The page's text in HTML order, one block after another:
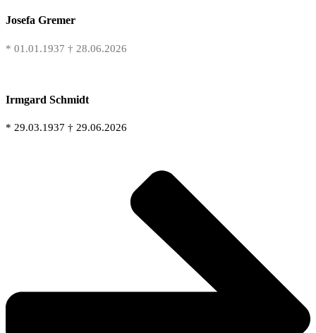
Josefa Gremer
* 01.01.1937 † 28.06.2026
Irmgard Schmidt
* 29.03.1937 † 29.06.2026